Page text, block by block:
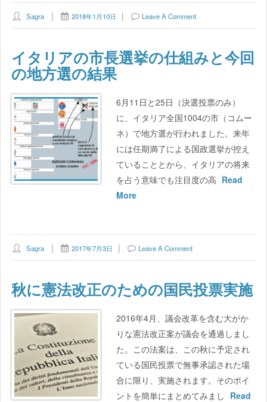
Sagra 2018年1月10日 Leave A Comment
イタリアの市長選挙の仕組みと今回
の地方選の結果
6月11日と25日（決選投票のみ）
に、イタリア全国1004の市（コムー
ネ）で地方選が行われました。来年
には任期満了による国政選挙が控え
ていることとから、イタリアの将来
を占う意味でも注目度の高 Read
More
Sagra 2017年7月3日 Leave A Comment
秋に憲法改正のための国民投票実施
2016年4月、議会改革を含む大がか
りな憲法改正案が議会を通過しまし
た。この法案は、この秋に予定され
ている国民投票で無事承認された場
合に限り、実施されます。そのポイ
ントを簡単にまとめてみまし Read